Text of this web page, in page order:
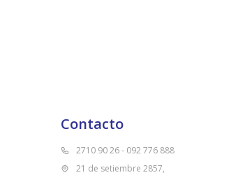
Contacto
2710 90 26 - 092 776 888
21 de setiembre 2857,